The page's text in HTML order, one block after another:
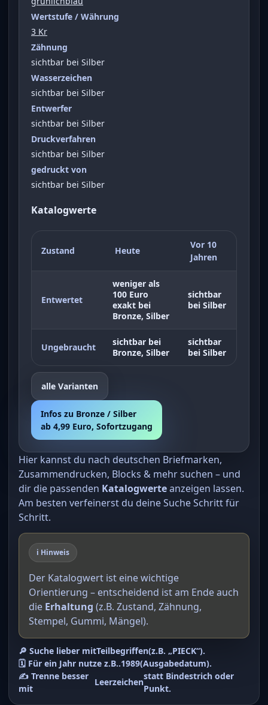
Wertstufe / Währung
3 Kr
Zähnung
sichtbar bei Silber
Wasserzeichen
sichtbar bei Silber
Entwerfer
sichtbar bei Silber
Druckverfahren
sichtbar bei Silber
gedruckt von
sichtbar bei Silber
Katalogwerte
Zustand Heute
Vor 10
Jahren
Entwertet
weniger als
100 Euro
exakt bei
Bronze, Silber
sichtbar
bei Silber
Ungebraucht
sichtbar bei
Bronze, Silber
sichtbar
bei Silber
alle Varianten
Infos zu Bronze / Silber
ab 4,99 Euro, Sofortzugang
Hier kannst du nach deutschen Briefmarken,
Zusammendrucken, Blocks & mehr suchen – und
dir die passenden Katalogwerteanzeigen lassen.
Am besten verfeinerst du deine Suche Schritt für
Schritt.
ℹ️ Hinweis
Der Katalogwert ist eine wichtige
Orientierung – entscheidend ist am Ende auch
die Erhaltung (z.B. Zustand, Zähnung,
Stempel, Gummi, Mängel).
🔎 Suche lieber mitTeilbegriffen(z.B. „PIECK“).
🗓️ Für ein Jahr nutze z.B..1989(Ausgabedatum).
✍️ Trenne besser
mit
Leerzeichen
statt Bindestrich oder
Punkt.